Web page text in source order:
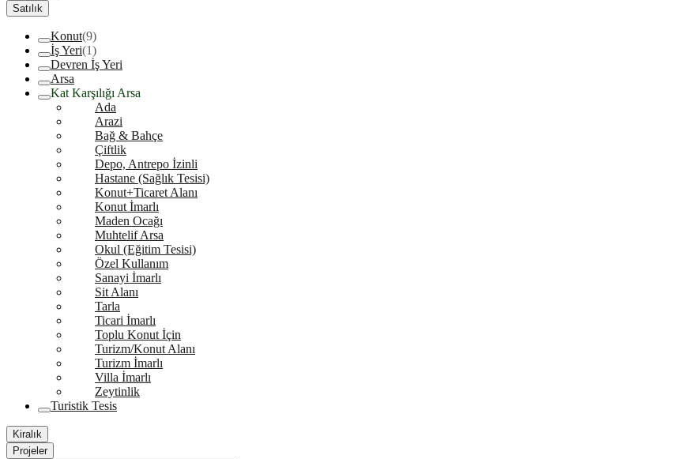
Satılık
Konut(9)
İş Yeri(1)
Devren İş Yeri
Arsa
Kat Karşılığı Arsa
Ada
Arazi
Bağ & Bahçe
Çiftlik
Depo, Antrepo İzinli
Hastane (Sağlık Tesisi)
Konut+Ticaret Alanı
Konut İmarlı
Maden Ocağı
Muhtelif Arsa
Okul (Eğitim Tesisi)
Özel Kullanım
Sanayi İmarlı
Sit Alanı
Tarla
Ticari İmarlı
Toplu Konut İçin
Turizm/Konut Alanı
Turizm İmarlı
Villa İmarlı
Zeytinlik
Turistik Tesis
Kiralık
Projeler